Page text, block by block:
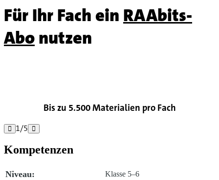
Für Ihr Fach ein RAAbits-
Abonutzen
Bis zu 5.500 Materialien pro Fach
 1/5 
Kompetenzen
Niveau: Klasse 5–6